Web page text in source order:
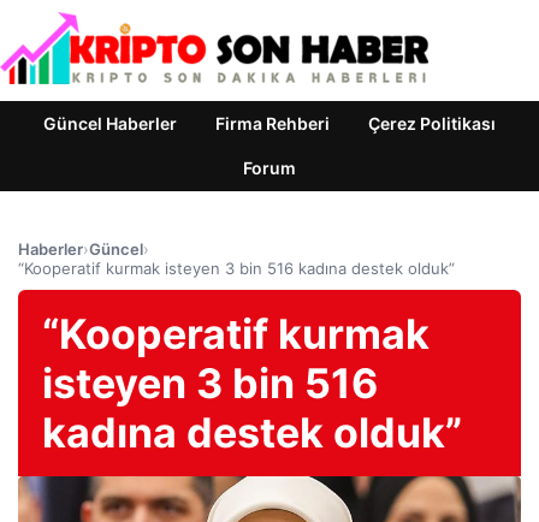
Güncel Haberler Firma Rehberi Çerez Politikası
Forum
Haberler›Güncel›
“Kooperatif kurmak isteyen 3 bin 516 kadına destek olduk”
“Kooperatif kurmak
isteyen 3 bin 516
kadına destek olduk”